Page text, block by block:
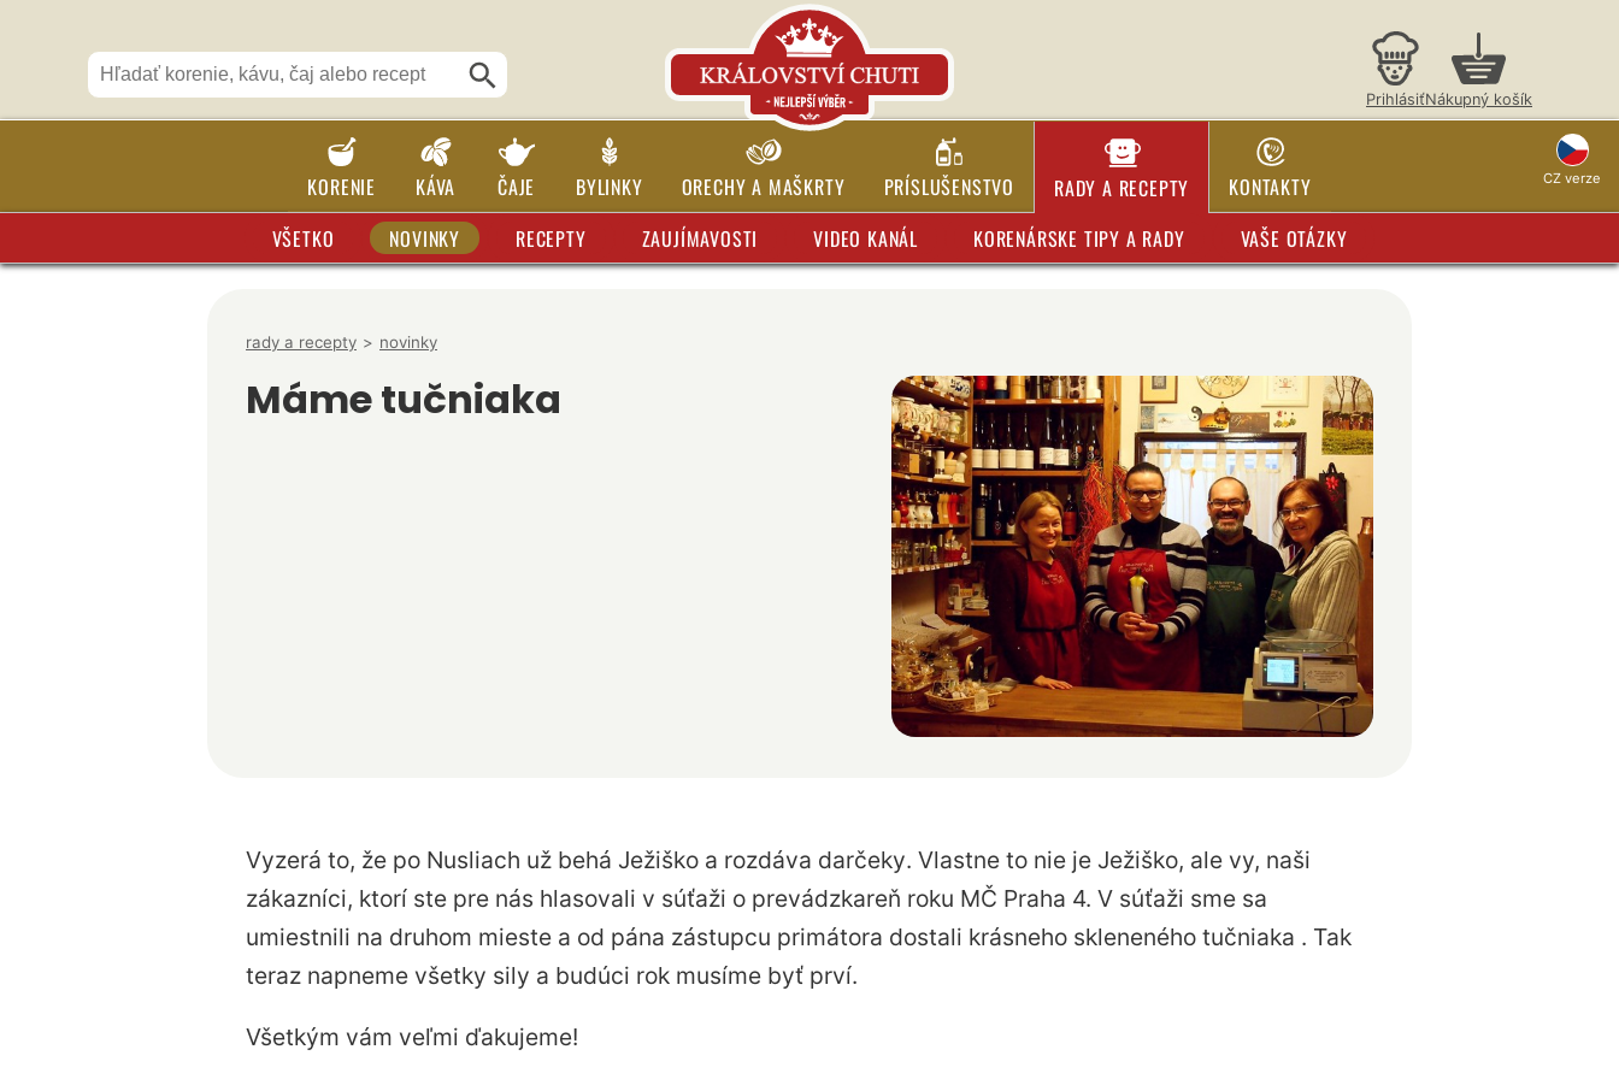
PrihlásiťNákupný košík
KORENIE KÁVA ČAJE BYLINKY ORECHY A MAŠKRTY PRÍSLUŠENSTVO RADY A RECEPTY KONTAKTY CZ verze
VŠETKO NOVINKY RECEPTY ZAUJÍMAVOSTI VIDEO KANÁL KORENÁRSKE TIPY A RADY VAŠE OTÁZKY
rady a recepty > novinky
Máme tučniaka
Vyzerá to, že po Nusliach už behá Ježiško a rozdáva darčeky. Vlastne to nie je Ježiško, ale vy, naši
zákazníci, ktorí ste pre nás hlasovali v súťaži o prevádzkareň roku MČ Praha 4. V súťaži sme sa
umiestnili na druhom mieste a od pána zástupcu primátora dostali krásneho skleneného tučniaka . Tak
teraz napneme všetky sily a budúci rok musíme byť prví.
Všetkým vám veľmi ďakujeme!